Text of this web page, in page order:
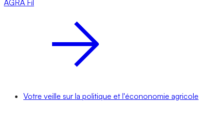
AGRA Fil
Votre veille sur la politique et l'écononomie agricole